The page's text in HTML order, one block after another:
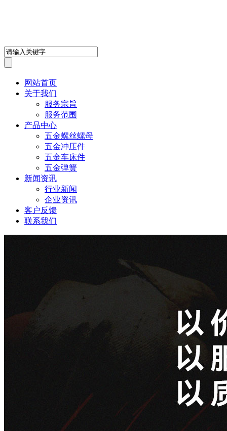
网站首页
关于我们
服务宗旨
服务范围
产品中心
五金螺丝螺母
五金冲压件
五金车床件
五金弹簧
新闻资讯
行业新闻
企业资讯
客户反馈
联系我们